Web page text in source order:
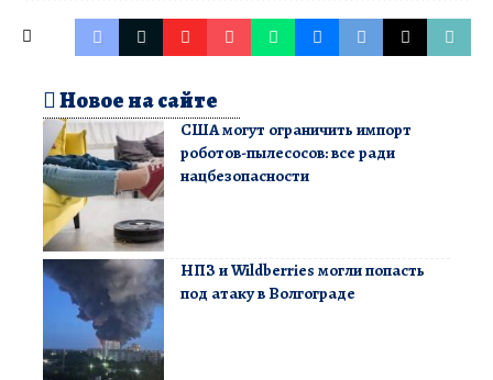
Новое на сайте
США могут ограничить импорт
роботов-пылесосов: все ради
нацбезопасности
НПЗ и Wildberries могли попасть
под атаку в Волгограде